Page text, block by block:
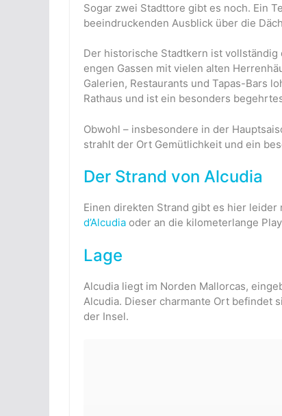
Sogar zwei Stadttore gibt es noch. Ein
beeindruckenden Ausblick über die
Der historische Stadtkern ist
engen Gassen mit vielen alten
Galerien, Restaurants und Tapas-Bars
Rathaus und ist ein besonders
Obwohl – insbesondere in der
strahlt der Ort Gemütlichkeit und ein
Der Strand von Alcudia
Einen direkten Strand gibt es hier leider
d’Alcudia oder an die kilometerlange
Lage
Alcudia liegt im Norden Mallorcas,
Alcudia. Dieser charmante Ort befindet
der Insel.